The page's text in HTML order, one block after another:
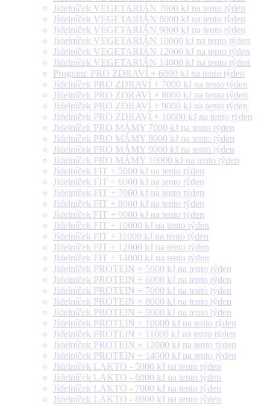
Jídelníček VEGETARIÁN 7000 kJ na tento týden
Jídelníček VEGETARIÁN 8000 kJ na tento týden
Jídelníček VEGETARIÁN 9000 kJ na tento týden
Jídelníček VEGETARIÁN 10000 kJ na tento týden
Jídelníček VEGETARIÁN 12000 kJ na tento týden
Jídelníček VEGETARIÁN 14000 kJ na tento týden
Program: PRO ZDRAVÍ + 6000 kJ na tento týden
Jídelníček PRO ZDRAVÍ + 7000 kJ na tento týden
Jídelníček PRO ZDRAVÍ + 8000 kJ na tento týden
Jídelníček PRO ZDRAVÍ + 9000 kJ na tento týden
Jídelníček PRO ZDRAVÍ + 10000 kJ na tento týden
Jídelníček PRO MÁMY 7000 kJ na tento týden
Jídelníček PRO MÁMY 8000 kJ na tento týden
Jídelníček PRO MÁMY 9000 kJ na tento týden
Jídelníček PRO MÁMY 10000 kJ na tento týden
Jídelníček FIT + 5000 kJ na tento týden
Jídelníček FIT + 6000 kJ na tento týden
Jídelníček FIT + 7000 kJ na tento týden
Jídelníček FIT + 8000 kJ na tento týden
Jídelníček FIT + 9000 kJ na tento týden
Jídelníček FIT + 10000 kJ na tento týden
Jídelníček FIT + 11000 kJ na tento týden
Jídelníček FIT + 12000 kJ na tento týden
Jídelníček FIT + 14000 kJ na tento týden
Jídelníček PROTEIN + 5000 kJ na tento týden
Jídelníček PROTEIN + 6000 kJ na tento týden
Jídelníček PROTEIN + 7000 kJ na tento týden
Jídelníček PROTEIN + 8000 kJ na tento týden
Jídelníček PROTEIN + 9000 kJ na tento týden
Jídelníček PROTEIN + 10000 kJ na tento týden
Jídelníček PROTEIN + 11000 kJ na tento týden
Jídelníček PROTEIN + 12000 kJ na tento týden
Jídelníček PROTEIN + 14000 kJ na tento týden
Jídelníček LAKTO - 5000 kJ na tento týden
Jídelníček LAKTO - 6000 kJ na tento týden
Jídelníček LAKTO - 7000 kJ na tento týden
Jídelníček LAKTO - 8000 kJ na tento týden